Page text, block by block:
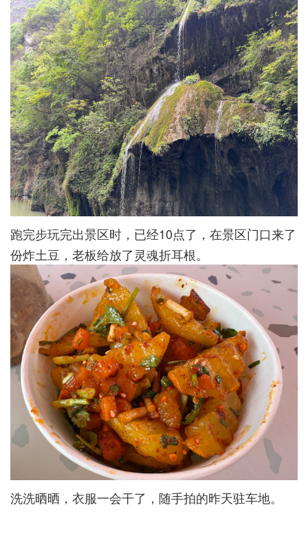
跑完步玩完出景区时，已经10点了，在景区门口来了
份炸土豆，老板给放了灵魂折耳根。
洗洗晒晒，衣服一会干了，随手拍的昨天驻车地。